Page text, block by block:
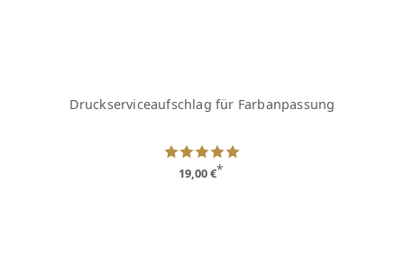
Druckserviceaufschlag für Farbanpassung
19,00 €*